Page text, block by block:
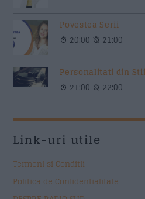
Povestea Serii
20:00 21:00
Personalitati din
21:00 22:00
Link-uri utile
Termeni si Conditii
Politica de Confidentialitate